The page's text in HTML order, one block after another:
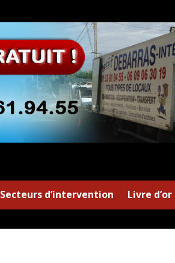
Secteurs d’intervention Livre d’or